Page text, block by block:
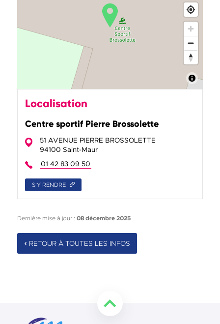
Localisation
Centre sportif Pierre Brossolette
51 AVENUE PIERRE BROSSOLETTE
94100 Saint-Maur
01 42 83 09 50
S'Y RENDRE
Dernière mise à jour : 08 décembre 2025
RETOUR À TOUTES LES INFOS